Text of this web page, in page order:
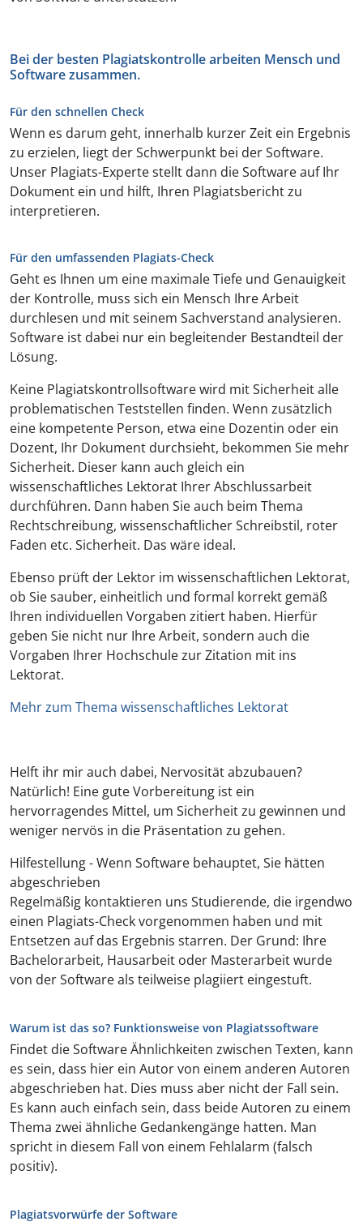
Bei der besten Plagiatskontrolle arbeiten Mensch und
Software zusammen.
Für den schnellen Check
Wenn es darum geht, innerhalb kurzer Zeit ein Ergebnis
zu erzielen, liegt der Schwerpunkt bei der Software.
Unser Plagiats-Experte stellt dann die Software auf Ihr
Dokument ein und hilft, Ihren Plagiatsbericht zu
interpretieren.
Für den umfassenden Plagiats-Check
Geht es Ihnen um eine maximale Tiefe und Genauigkeit
der Kontrolle, muss sich ein Mensch Ihre Arbeit
durchlesen und mit seinem Sachverstand analysieren.
Software ist dabei nur ein begleitender Bestandteil der
Lösung.
Keine Plagiatskontrollsoftware wird mit Sicherheit alle
problematischen Teststellen finden. Wenn zusätzlich
eine kompetente Person, etwa eine Dozentin oder ein
Dozent, Ihr Dokument durchsieht, bekommen Sie mehr
Sicherheit. Dieser kann auch gleich ein
wissenschaftliches Lektorat Ihrer Abschlussarbeit
durchführen. Dann haben Sie auch beim Thema
Rechtschreibung, wissenschaftlicher Schreibstil, roter
Faden etc. Sicherheit. Das wäre ideal.
Ebenso prüft der Lektor im wissenschaftlichen Lektorat,
ob Sie sauber, einheitlich und formal korrekt gemäß
Ihren individuellen Vorgaben zitiert haben. Hierfür
geben Sie nicht nur Ihre Arbeit, sondern auch die
Vorgaben Ihrer Hochschule zur Zitation mit ins
Lektorat.
Mehr zum Thema wissenschaftliches Lektorat
Helft ihr mir auch dabei, Nervosität abzubauen?
Natürlich! Eine gute Vorbereitung ist ein
hervorragendes Mittel, um Sicherheit zu gewinnen und
weniger nervös in die Präsentation zu gehen.
Hilfestellung - Wenn Software behauptet, Sie hätten
abgeschrieben
Regelmäßig kontaktieren uns Studierende, die irgendwo
einen Plagiats-Check vorgenommen haben und mit
Entsetzen auf das Ergebnis starren. Der Grund: Ihre
Bachelorarbeit, Hausarbeit oder Masterarbeit wurde
von der Software als teilweise plagiiert eingestuft.
Warum ist das so? Funktionsweise von Plagiatssoftware
Findet die Software Ähnlichkeiten zwischen Texten, kann
es sein, dass hier ein Autor von einem anderen Autoren
abgeschrieben hat. Dies muss aber nicht der Fall sein.
Es kann auch einfach sein, dass beide Autoren zu einem
Thema zwei ähnliche Gedankengänge hatten. Man
spricht in diesem Fall von einem Fehlalarm (falsch
positiv).
Plagiatsvorwürfe der Software